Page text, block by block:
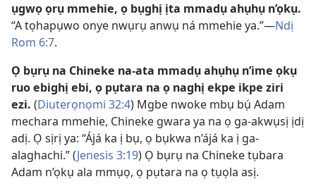
ụgwọ ọrụ mmehie, ọ bụghị ịta mmadụ ahụhụ n’ọkụ.
“A tọhapụwo onye nwụrụ anwụ ná mmehie ya.”​—Ndị
Rom 6:7.
Ọ bụrụ na Chineke na-ata mmadụ ahụhụ n’ime ọkụ
ruo ebighị ebi, ọ pụtara na ọ naghị ekpe ikpe ziri
ezi. (Diuterọnọmi 32:4) Mgbe nwoke mbụ bụ́ Adam
mechara mmehie, Chineke gwara ya na ọ ga-akwụsị ịdị
adị. Ọ sịrị ya: “Ájá ka ị bụ, ọ bụkwa n’ájá ka ị ga-
alaghachi.” (Jenesis 3:​19) Ọ bụrụ na Chineke tụbara
Adam n’ọkụ ala mmụọ, ọ pụtara na ọ tụọla asị.